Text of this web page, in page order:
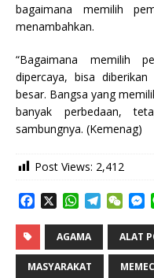
bagaimana memilih
menambahkan.
“Bagaimana memilih
dipercaya, bisa
besar. Bangsa yang
banyak perbedaan,
sambungnya. (Kemenag)
Post Views: 2,412
e
b
W
a
t
s
T
e
W
C
h
a
s
s
e
AGAMA ALAT
MASYARAKAT